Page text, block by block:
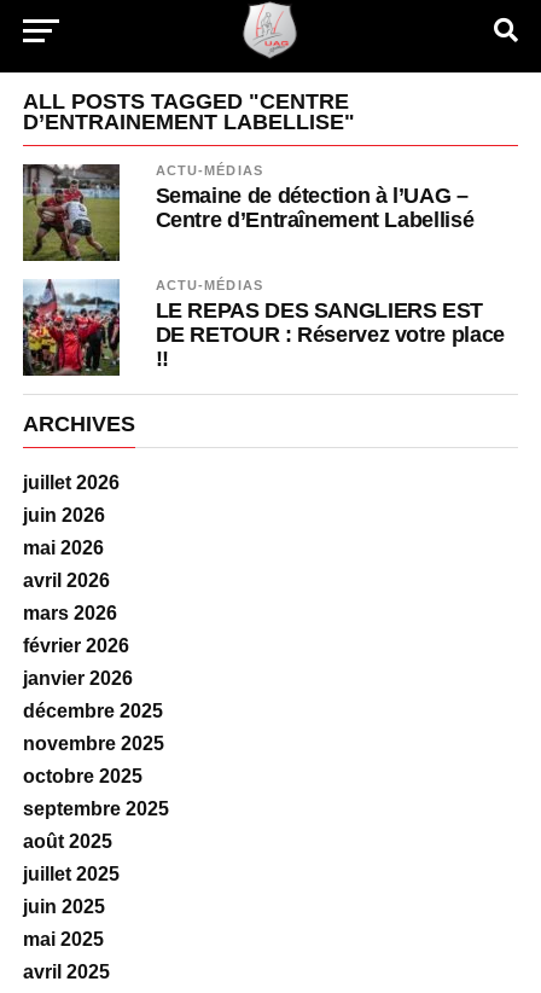
ALL POSTS TAGGED "CENTRE
D’ENTRAINEMENT LABELLISE"
ACTU-MÉDIAS
Semaine de détection à l’UAG –
Centre d’Entraînement Labellisé
ACTU-MÉDIAS
LE REPAS DES SANGLIERS EST
DE RETOUR : Réservez votre place
!!
ARCHIVES
juillet 2026
juin 2026
mai 2026
avril 2026
mars 2026
février 2026
janvier 2026
décembre 2025
novembre 2025
octobre 2025
septembre 2025
août 2025
juillet 2025
juin 2025
mai 2025
avril 2025